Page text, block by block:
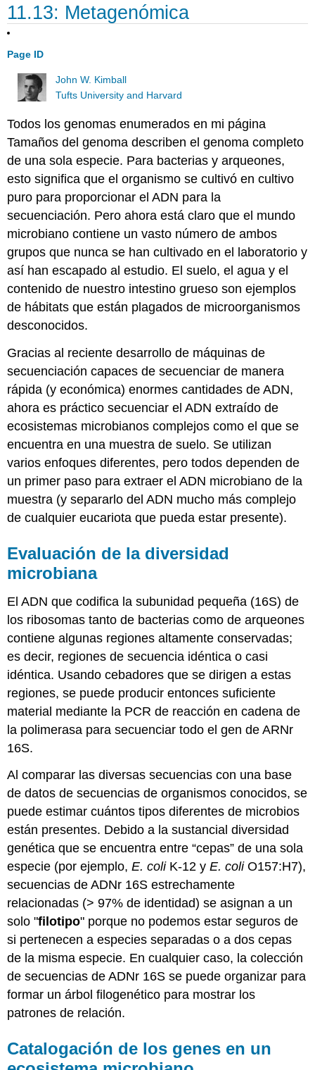
11.13: Metagenómica
Page ID
John W. Kimball
Tufts University and Harvard
Todos los genomas enumerados en mi página
Tamaños del genoma describen el genoma completo
de una sola especie. Para bacterias y arqueones,
esto significa que el organismo se cultivó en cultivo
puro para proporcionar el ADN para la
secuenciación. Pero ahora está claro que el mundo
microbiano contiene un vasto número de ambos
grupos que nunca se han cultivado en el laboratorio y
así han escapado al estudio. El suelo, el agua y el
contenido de nuestro intestino grueso son ejemplos
de hábitats que están plagados de microorganismos
desconocidos.
Gracias al reciente desarrollo de máquinas de
secuenciación capaces de secuenciar de manera
rápida (y económica) enormes cantidades de ADN,
ahora es práctico secuenciar el ADN extraído de
ecosistemas microbianos complejos como el que se
encuentra en una muestra de suelo. Se utilizan
varios enfoques diferentes, pero todos dependen de
un primer paso para extraer el ADN microbiano de la
muestra (y separarlo del ADN mucho más complejo
de cualquier eucariota que pueda estar presente).
Evaluación de la diversidad
microbiana
El ADN que codifica la subunidad pequeña (16S) de
los ribosomas tanto de bacterias como de arqueones
contiene algunas regiones altamente conservadas;
es decir, regiones de secuencia idéntica o casi
idéntica. Usando cebadores que se dirigen a estas
regiones, se puede producir entonces suficiente
material mediante la PCR de reacción en cadena de
la polimerasa para secuenciar todo el gen de ARNr
16S.
Al comparar las diversas secuencias con una base
de datos de secuencias de organismos conocidos, se
puede estimar cuántos tipos diferentes de microbios
están presentes. Debido a la sustancial diversidad
genética que se encuentra entre “cepas” de una sola
especie (por ejemplo,E. coliK-12 yE. coliO157:H7),
secuencias de ADNr 16S estrechamente
relacionadas (> 97% de identidad) se asignan a un
solo "filotipo" porque no podemos estar seguros de
si pertenecen a especies separadas o a dos cepas
de la misma especie. En cualquier caso, la colección
de secuencias de ADNr 16S se puede organizar para
formar un árbol filogenético para mostrar los
patrones de relación.
Catalogación de los genes en un